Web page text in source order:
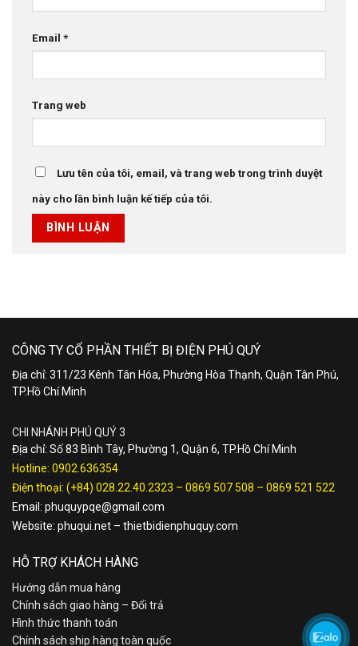
Email *
Trang web
Lưu tên của tôi, email, và trang web trong trình duyệt
này cho lần bình luận kế tiếp của tôi.
CÔNG TY CỔ PHẦN THIẾT BỊ ĐIỆN PHÚ QUÝ
Địa chỉ: 311/23 Kênh Tân Hóa, Phường Hòa Thạnh, Quận Tân Phú,
TP.Hồ Chí Minh
CHI NHÁNH PHÚ QUÝ 3
Địa chỉ: Số 83 Bình Tây, Phường 1, Quận 6, TP.Hồ Chí Minh
Hotline: 0902.636354
Điện thoại: (+84) 028.22.40.2323 – 0869 507 508 – 0869 521 522
Email: phuquypqe@gmail.com
Website: phuqui.net – thietbidienphuquy.com
HỖ TRỢ KHÁCH HÀNG
Hướng dẫn mua hàng
Chính sách giao hàng – Đổi trả
Hình thức thanh toán
Chính sách ship hàng toàn quốc